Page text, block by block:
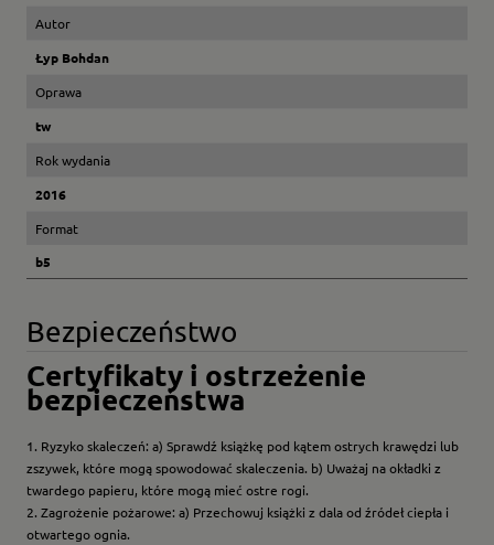
Autor
Łyp Bohdan
Oprawa
tw
Rok wydania
2016
Format
b5
Bezpieczeństwo
Certyfikaty i ostrzeżenie
bezpieczeństwa
1. Ryzyko skaleczeń: a) Sprawdź książkę pod kątem ostrych krawędzi lub
zszywek, które mogą spowodować skaleczenia. b) Uważaj na okładki z
twardego papieru, które mogą mieć ostre rogi.
2. Zagrożenie pożarowe: a) Przechowuj książki z dala od źródeł ciepła i
otwartego ognia.